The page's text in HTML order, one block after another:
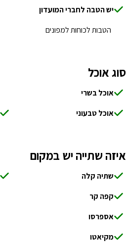
יש הטבה לחברי המועדון
הטבות לכוחות למפונים
סוג אוכל
אוכל בשרי
אוכל טבעוני
איזה שתייה יש במקום
שתיה קלה
קפה קר
אספרסו
מקיאטו